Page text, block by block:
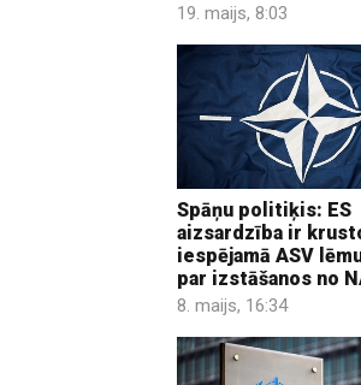
19. maijs, 8:03
Spāņu politiķis: ES
aizsardzība ir
iespējamā ASV
par izstāšanos no
8. maijs, 16:34